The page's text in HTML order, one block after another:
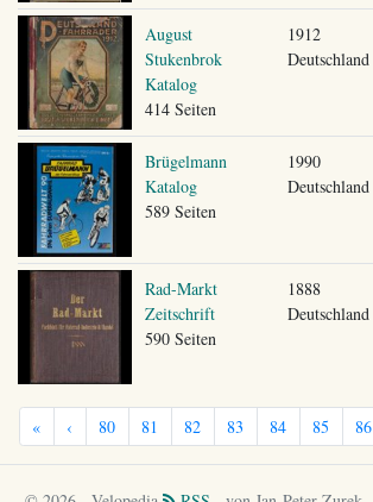
August
Stukenbrok
Katalog
414 Seiten
1912
Deutschland
Brügelmann
Katalog
589 Seiten
1990
Deutschland
Rad-Markt
Zeitschrift
590 Seiten
1888
Deutschland
« ‹ 80 81 82 83 84 85 86